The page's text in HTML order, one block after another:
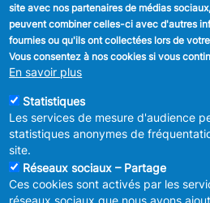
MENU
Déclaration
site avec nos partenaires de médias
peuvent combiner celles-ci avec d'autres
fournies ou qu'ils ont collectées lors de
Vous consentez à nos cookies si vous
En savoir plus
Statistiques
Les services de mesure d'audience
statistiques anonymes de
site.
Réseaux sociaux – Partage
Ces cookies sont activés par les
réseaux sociaux que nous avons